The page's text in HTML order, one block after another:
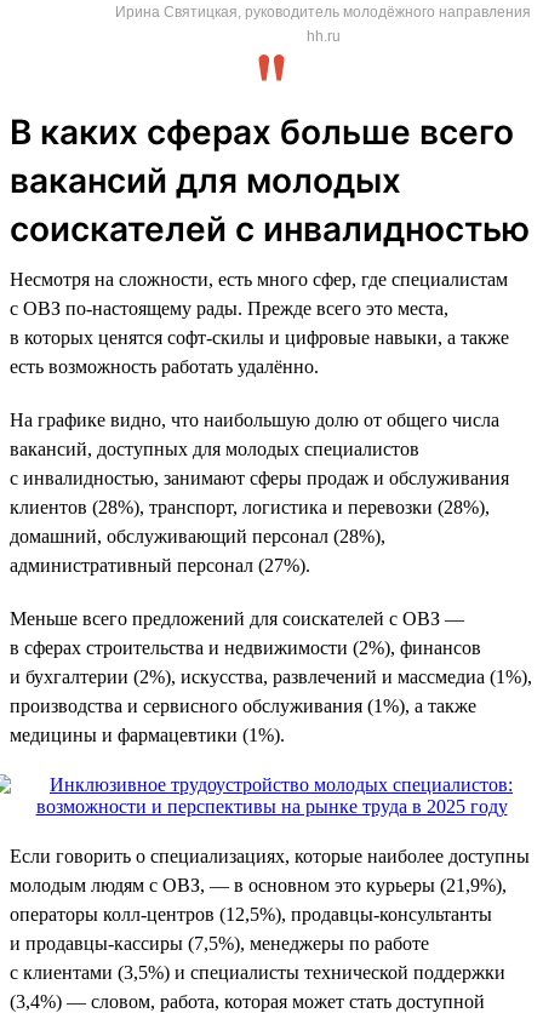
Ирина Святицкая, руководитель молодёжного направления
hh.ru
В каких сферах больше всего
вакансий для молодых
соискателей с инвалидностью
Несмотря на сложности, есть много сфер, где специалистам
с ОВЗ по-настоящему рады. Прежде всего это места,
в которых ценятся софт-скилы и цифровые навыки, а также
есть возможность работать удалённо.
На графике видно, что наибольшую долю от общего числа
вакансий, доступных для молодых специалистов
с инвалидностью, занимают сферы продаж и обслуживания
клиентов (28%), транспорт, логистика и перевозки (28%),
домашний, обслуживающий персонал (28%),
административный персонал (27%).
Меньше всего предложений для соискателей с ОВЗ —
в сферах строительства и недвижимости (2%), финансов
и бухгалтерии (2%), искусства, развлечений и массмедиа (1%),
производства и сервисного обслуживания (1%), а также
медицины и фармацевтики (1%).
Если говорить о специализациях, которые наиболее доступны
молодым людям с ОВЗ, — в основном это курьеры (21,9%),
операторы колл-центров (12,5%), продавцы-консультанты
и продавцы-кассиры (7,5%), менеджеры по работе
с клиентами (3,5%) и специалисты технической поддержки
(3,4%) — словом, работа, которая может стать доступной